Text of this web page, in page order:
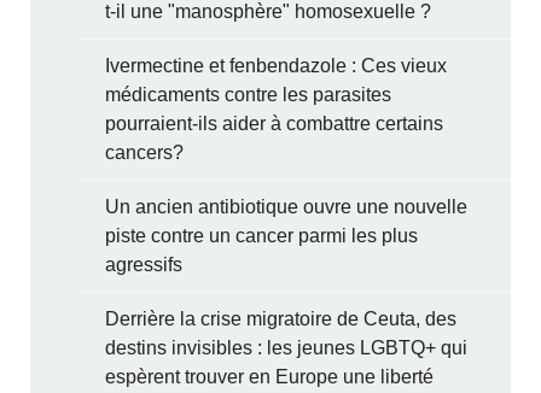
t-il une "manosphère" homosexuelle ?
Ivermectine et fenbendazole : Ces vieux
médicaments contre les parasites
pourraient-ils aider à combattre certains
cancers?
Un ancien antibiotique ouvre une nouvelle
piste contre un cancer parmi les plus
agressifs
Derrière la crise migratoire de Ceuta, des
destins invisibles : les jeunes LGBTQ+ qui
espèrent trouver en Europe une liberté